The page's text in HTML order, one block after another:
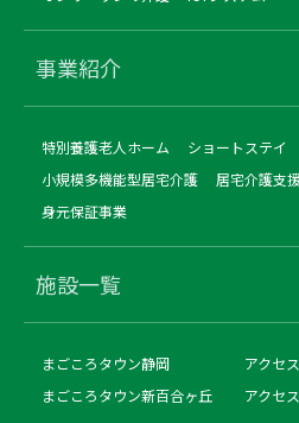
事業紹介
特別養護老人ホーム ショートステイ
小規模多機能型居宅介護
居宅介護支
身元保証事業
施設一覧
まごころタウン静岡
アクセス
まごころタウン新百合ヶ丘
アクセス